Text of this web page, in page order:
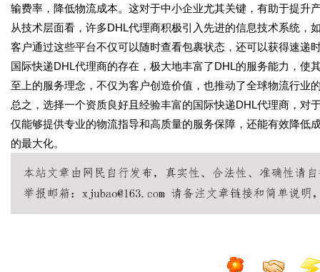
输费率，降低物流成本。这对于中小企业尤其关键，有助于提升
从技术层面看，许多DHL代理商积极引入先进的信息技术系统
客户通过这些平台不仅可以随时查看包裹状态，还可以获得速递
国际快递DHL代理商的存在，极大地丰富了DHL的服务能力，
至上的服务理念，不仅为客户创造价值，也推动了全球物流行业
总之，选择一个资质良好且经验丰富的国际快递DHL代理商，
仅能够提供专业的物流指导和高质量的服务保障，还能有效降低
的最大化。